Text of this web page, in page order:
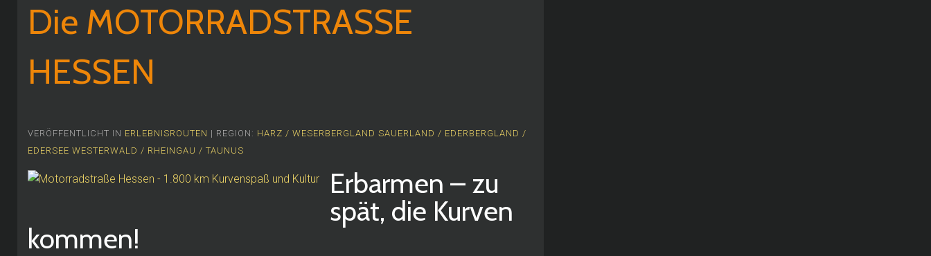
Die MOTORRADSTRASSE
HESSEN
VERÖFFENTLICHT IN ERLEBNISROUTEN | REGION: HARZ / WESERBERGLAND SAUERLAND / EDERBERGLAND /
EDERSEE WESTERWALD / RHEINGAU / TAUNUS
Erbarmen – zu
spät, die Kurven
kommen!